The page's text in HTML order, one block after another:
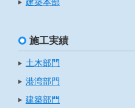
建築本部
施工実績
土木部門
港湾部門
建築部門